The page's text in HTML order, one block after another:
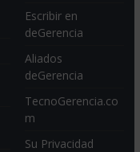
Escribir en
deGerencia
Aliados
deGerencia
TecnoGerencia.co
m
Su Privacidad